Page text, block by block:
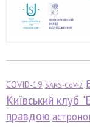
COVID-19 SARS-CoV-2
Київський клуб
правдою